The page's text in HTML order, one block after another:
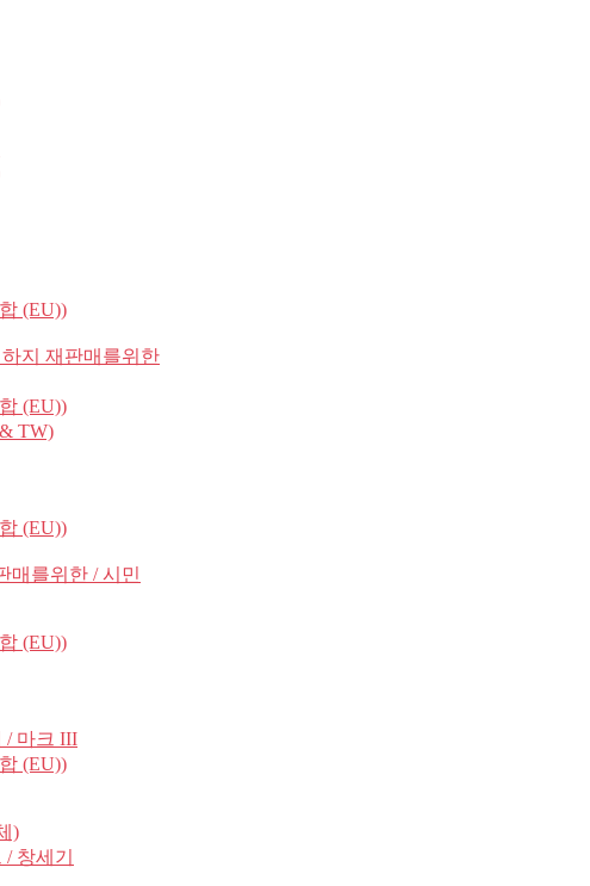
(EU))
지 재판매를위한
(EU))
TW)
(EU))
매를위한 / 시민
(EU))
/ 마크 III
(EU))
)
창세기